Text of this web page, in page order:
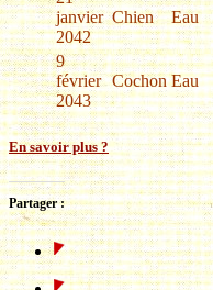
janvier
2042
Chien Eau
9
février
2043
Cochon Eau
En savoir plus ?
Partager :